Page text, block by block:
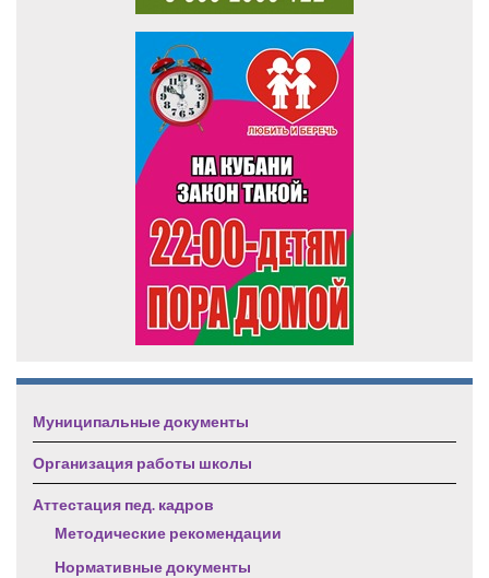
Муниципальные документы
Организация работы школы
Аттестация пед. кадров
Методические рекомендации
Нормативные документы